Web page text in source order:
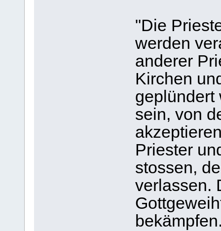
"Die
werden
anderer
Kirchen
geplündert
sein, von
Priester
stossen,
verlassen.